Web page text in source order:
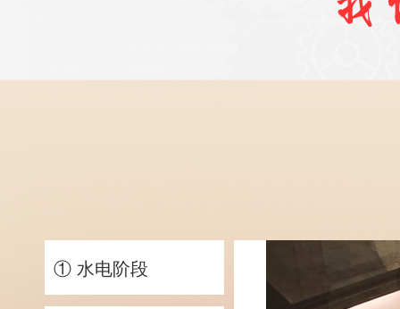
① 水电阶段